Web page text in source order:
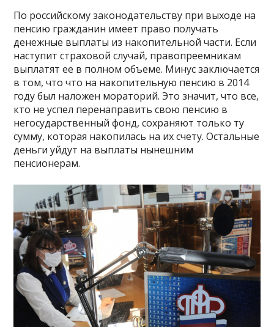
По российскому законодательству при выходе на
пенсию гражданин имеет право получать
денежные выплаты из накопительной части. Если
наступит страховой случай, правопреемникам
выплатят ее в полном объеме. Минус заключается
в том, что что на накопительную пенсию в 2014
году был наложен мораторий. Это значит, что все,
кто не успел перенаправить свою пенсию в
негосударственный фонд, сохраняют только ту
сумму, которая накопилась на их счету. Остальные
деньги уйдут на выплаты нынешним
пенсионерам.